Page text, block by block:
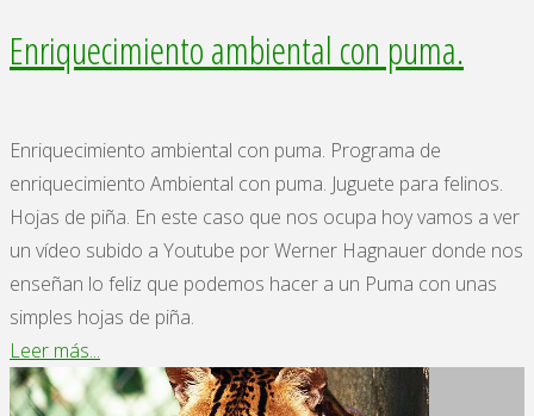
Enriquecimiento ambiental con puma.
Enriquecimiento ambiental con puma. Programa de
enriquecimiento Ambiental con puma. Juguete para felinos.
Hojas de piña. En este caso que nos ocupa hoy vamos a ver
un vídeo subido a Youtube por Werner Hagnauer donde nos
enseñan lo feliz que podemos hacer a un Puma con unas
simples hojas de piña.
Leer más...
ambiental